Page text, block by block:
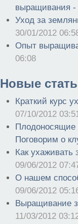
выращивания
Уход за
30/01/2012
Опыт
06:08
Новые
Краткий курс
07/10/2012
Плодоносящие
Поговорим о
Как ухаживать
09/06/2012
О нашем
09/06/2012
Выращивание
11/03/2012